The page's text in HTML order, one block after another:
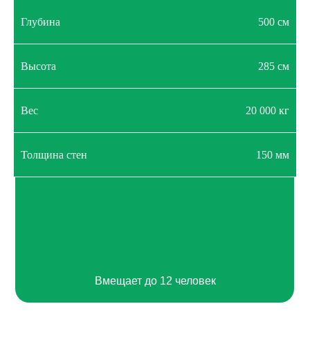
Глубина 500 см
Высота 285 см
Вес 20 000 кг
Толщина стен 150 мм
Вмещает до 12 человек